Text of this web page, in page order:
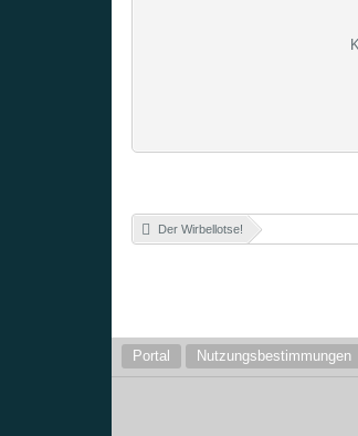
Der Wirbellotse!
Portal Nutzungsbestimmungen